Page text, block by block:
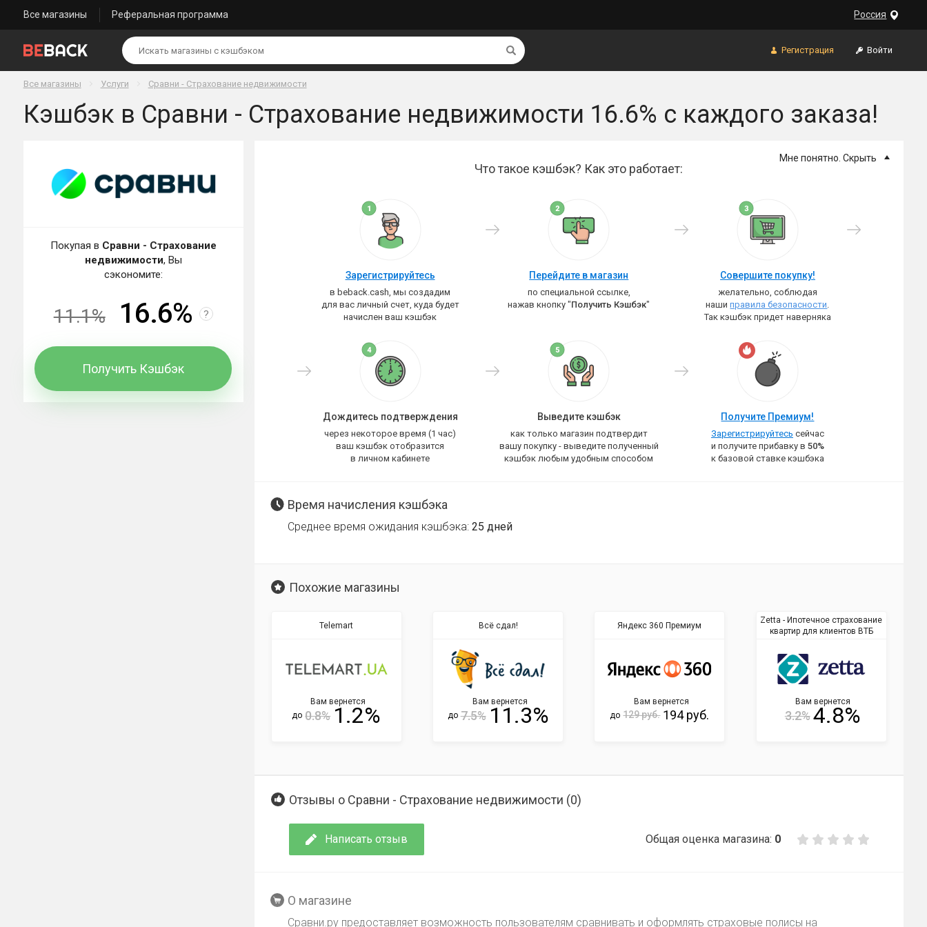
Россия
Все магазины Реферальная программа
Найти
Регистрация Войти
Все магазины Услуги Сравни - Страхование недвижимости
Кэшбэк в Сравни - Страхование недвижимости 16.6% с каждого заказа!
Мне понятно. Скрыть
Что такое кэшбэк? Как это работает:
Зарегистрируйтесь
в beback.cash, мы создадим
для вас личный счет, куда будет
начислен ваш кэшбэк
Перейдите в магазин
по специальной ссылке,
нажав кнопку "Получить Кэшбэк"
Совершите покупку!
желательно, соблюдая
нашиправила безопасности.
Так кэшбэк придет наверняка
Дождитесь подтверждения
через некоторое время (1 час)
ваш кэшбэк отобразится
в личном кабинете
Выведите кэшбэк
как только магазин подтвердит
вашу покупку - выведите полученный
кэшбэк любым удобным способом
Получите Премиум!
Зарегистрируйтесь сейчас
и получите прибавку в 50%
к базовой ставке кэшбэка
Время начисления кэшбэка
Среднее время ожидания кэшбэка: 25 дней
Похожие магазины
Telemart
Вам вернется
до 0.8% 1.2%
Всё сдал!
Вам вернется
до 7.5% 11.3%
Яндекс 360 Премиум
Вам вернется
до 129 руб. 194 руб.
Zetta - Ипотечное страхование
квартир для клиентов ВТБ
Вам вернется
3.2% 4.8%
Отзывы о Сравни - Страхование недвижимости (0)
Написать отзыв Общая оценка магазина: 0
О магазине
Сравни.ру предоставляет возможность пользователям сравнивать и оформлять страховые полисы на
Покупая в Сравни - Страхование
недвижимости, Вы
сэкономите:
11.1% 16.6% ?
Получить Кэшбэк